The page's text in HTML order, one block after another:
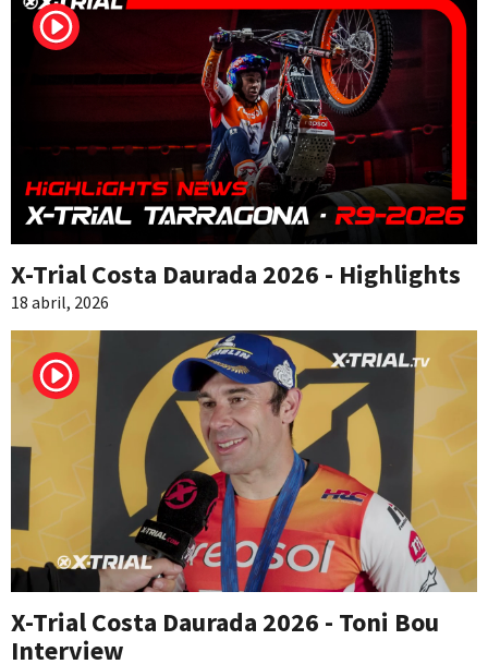
X-Trial Costa Daurada 2026 - Highlights
18 abril, 2026
X-Trial Costa Daurada 2026 - Toni Bou
Interview